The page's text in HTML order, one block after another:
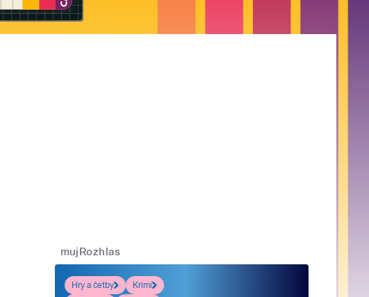
mujRozhlas
Hry a četby
Krimi